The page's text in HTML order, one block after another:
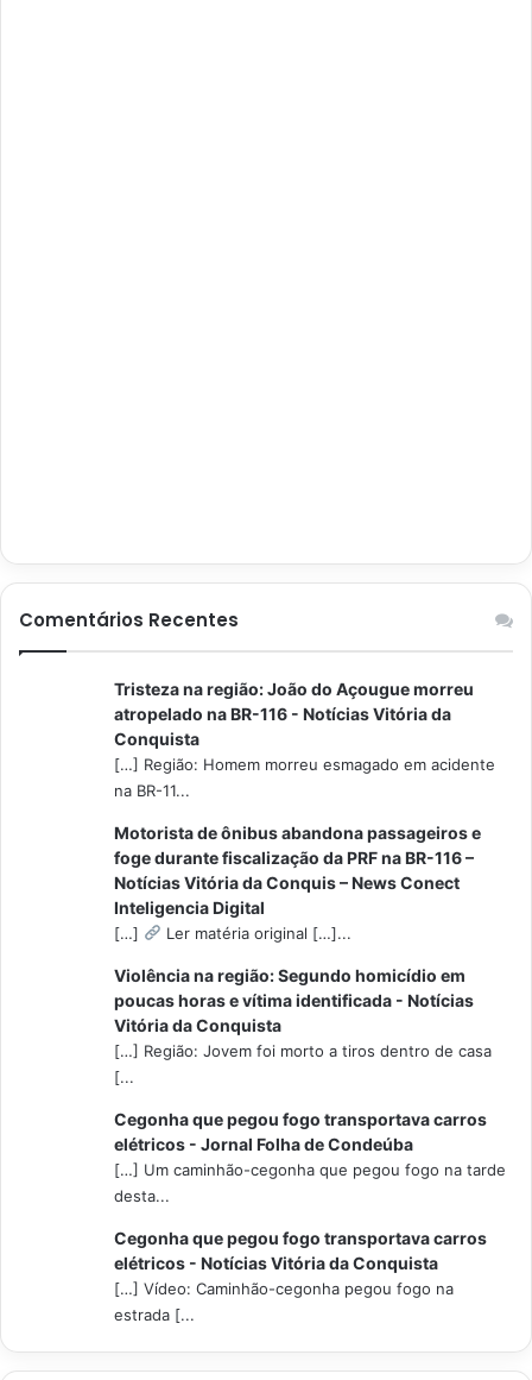
Comentários Recentes
Tristeza na região: João do Açougue morreu
atropelado na BR-116 - Notícias Vitória da
Conquista
[…] Região: Homem morreu esmagado em acidente
na BR-11...
Motorista de ônibus abandona passageiros e
foge durante fiscalização da PRF na BR-116 –
Notícias Vitória da Conquis – News Conect
Inteligencia Digital
[…] Ler matéria original […]...
Violência na região: Segundo homicídio em
poucas horas e vítima identificada - Notícias
Vitória da Conquista
[…] Região: Jovem foi morto a tiros dentro de casa
[...
Cegonha que pegou fogo transportava carros
elétricos - Jornal Folha de Condeúba
[…] Um caminhão-cegonha que pegou fogo na tarde
desta...
Cegonha que pegou fogo transportava carros
elétricos - Notícias Vitória da Conquista
[…] Vídeo: Caminhão-cegonha pegou fogo na
estrada [...